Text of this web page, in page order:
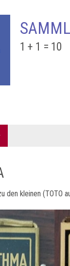
1 + 1 = 10
den kleinen (TOTO